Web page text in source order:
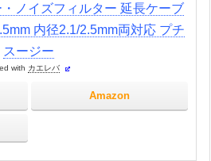
ノイズフィルター 延長ケーブ
内径2.1/2.5mm両対応 プチ
スージー
with カエレバ
Amazon